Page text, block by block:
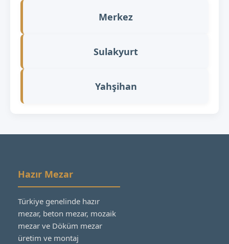
Merkez
Sulakyurt
Yahşihan
Hazır Mezar
Türkiye genelinde hazır
mezar, beton mezar, mozaik
mezar ve Döküm mezar
üretim ve montaj